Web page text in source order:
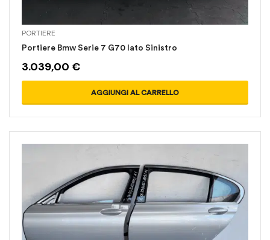
PORTIERE
Portiere Bmw Serie 7 G70 lato Sinistro
3.039,00 €
AGGIUNGI AL CARRELLO